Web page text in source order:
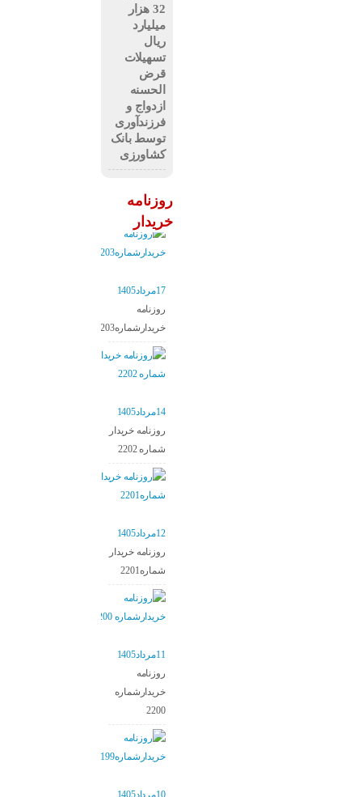
32 هزار
میلیارد
ریال
تسهیلات
قرض
الحسنه
ازدواج و
فرزندآوری
توسط بانک
کشاورزی
روزنامه
خریدار
17مرداد1405
روزنامه
خریدارشماره2203
14مرداد1405
روزنامه خریدار
شماره 2202
12مرداد1405
روزنامه خریدار
شماره2201
11مرداد1405
روزنامه
خریدارشماره
2200
10مرداد1405